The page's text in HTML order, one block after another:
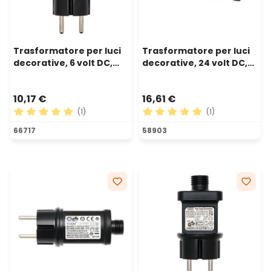
Trasformatore per luci
decorative, 6 volt DC,
10,17 €
Valutazione media di 5 su 5 stelle
(1)
66717
Trasformatore per luci
decorative, 24 volt DC,
16,61 €
Valutazione media di 5 su
(1)
58903